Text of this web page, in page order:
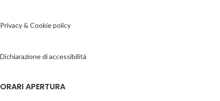
Privacy & Cookie policy
Dichiarazione di accessibilità
ORARI APERTURA